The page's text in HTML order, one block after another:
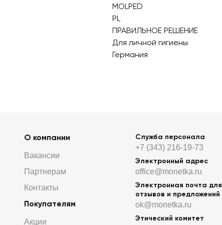
MOLPED
PL
ПРАВИЛЬНОЕ РЕШЕНИЕ
Для личной гигиены
Германия
О компании
Вакансии
Партнерам
Контакты
Покупателям
Акции
Служба персонала
+7 (343) 216-19-73
Электронный адрес
office@monetka.ru
Электронная почта для
отзывов и предложений
ok@monetka.ru
Этический комитет